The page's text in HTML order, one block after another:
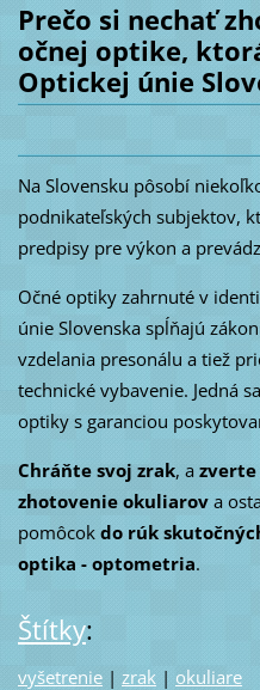
Prečo si nechať
očnej optike,
Optickej únie
Na Slovensku pôsobí
podnikateľských subjektov,
predpisy pre výkon a
Očné optiky zahrnuté v
únie Slovenska spĺňajú
vzdelania presonálu a tiež
technické vybavenie. Jedná
optiky s garanciou
Chráňte svoj zrak, a zverte
zhotovenie okuliarov a
pomôcok do rúk
optika - optometria.
Štítky:
vyšetrenie | zrak | okuliare